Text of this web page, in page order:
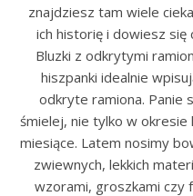
znajdziesz tam wiele
ich historię i dowiesz
Bluzki z odkrytymi
hiszpanki idealnie
odkryte ramiona. Panie
śmielej, nie tylko w okresie
miesiące. Latem nosimy
zwiewnych, lekkich
wzorami, groszkami czy